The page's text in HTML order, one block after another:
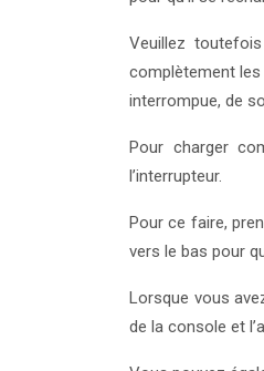
Veuillez
complètement les
interrompue, de
Pour charger
l’interrupteur.
Pour ce faire,
vers le bas pour
Lorsque vous
de la console et